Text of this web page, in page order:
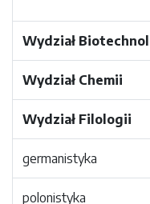
Wydział
Wydział Chemii
Wydział Filologii
germanistyka
polonistyka